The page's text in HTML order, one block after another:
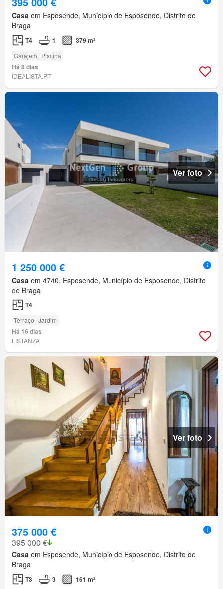
Casa em Esposende, Município de Esposende, Distrito de
Braga
T4 1 379 m²
Garajem Piscina
Há 8 dias
IDEALISTA.PT
Ver foto
1 250 000 €
Casa em 4740, Esposende, Município de Esposende, Distrito
de Braga
T4
Terraço Jardim
Há 16 dias
LISTANZA
Ver foto
375 000 €
395 000 €
Casa em Esposende, Município de Esposende, Distrito de
Braga
T3 3 161 m²